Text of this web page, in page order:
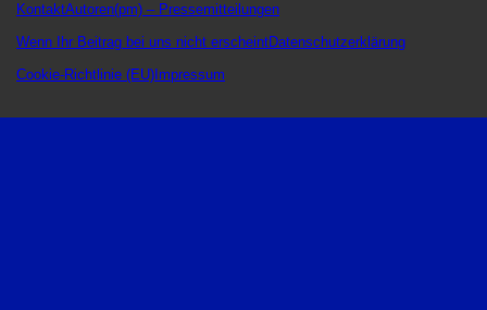
KontaktAutoren(pm) – Pressemitteilungen
Wenn Ihr Beitrag bei uns nicht erscheintDatenschutzerklärung
Cookie-Richtlinie (EU) Impressum